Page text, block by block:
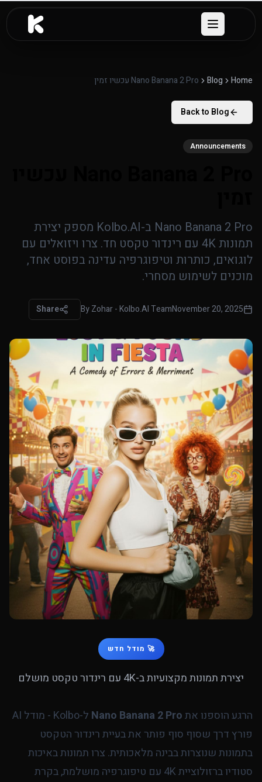
דלג לתוכן העיקרי
Open menu
Home
Blog Nano Banana 2 Pro עכשיו זמין
Back to Blog
Announcements
Nano Banana 2 Pro ב-Kolbo.AI מספק יצירת
תמונות 4K עם רינדור טקסט חד. צרו ויזואלים עם
לוגואים, כותרות וטיפוגרפיה עדינה בפוסט אחד,
מוכנים לשימוש מסחרי.
November 20, 2025
ByZohar - Kolbo.AI Team
Share
🚀 מודל חדש
יצירת תמונות מקצועיות ב-4K עם רינדור טקסט מושלם
הרגע הוספנו אתNano Banana 2 Pro
ל-Kolbo - מודל AI
פורץ דרך שסוף סוף פותר את בעיית רינדור הטקסט
בתמונות שנוצרות בבינה מלאכותית. צרו תמונות באיכות
סטודיו ברזולוציית 4K עם טיפוגרפיה מושלמת, בקרת